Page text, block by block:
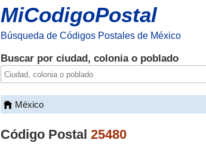
MiCodigoPostal
Búsqueda de Códigos Postales de México
Buscar por ciudad, colonia o poblado
México
Código Postal 25480